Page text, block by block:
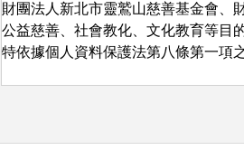
財團法人新北市靈鷲山慈善基金會、
公益慈善、社會教化、文化教育等目
特依據個人資料保護法第八條第一項
本教團基於服務大眾暨進行宗教、非